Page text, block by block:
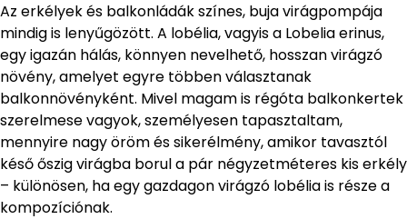
Az erkélyek és balkonládák színes, buja virágpompája
mindig is lenyűgözött. A lobélia, vagyis a Lobelia erinus,
egy igazán hálás, könnyen nevelhető, hosszan virágzó
növény, amelyet egyre többen választanak
balkonnövényként. Mivel magam is régóta balkonkertek
szerelmese vagyok, személyesen tapasztaltam,
mennyire nagy öröm és sikerélmény, amikor tavasztól
késő őszig virágba borul a pár négyzetméteres kis erkély
– különösen, ha egy gazdagon virágzó lobélia is része a
kompozíciónak.